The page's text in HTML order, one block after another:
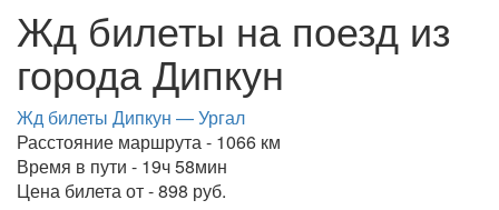
Жд билеты на поезд из
города Дипкун
Жд билеты Дипкун — Ургал
Расстояние маршрута - 1066 км
Время в пути - 19ч 58мин
Цена билета от - 898 руб.